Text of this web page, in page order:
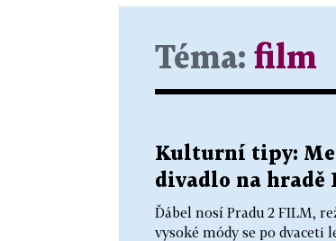
Téma: film
Kulturní tipy:
divadlo na hradě
Ďábel nosí Pradu 2 FILM,
vysoké módy se po